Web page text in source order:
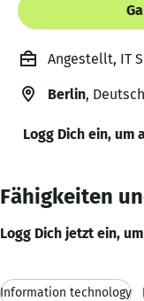
Angestellt, IT
Berlin,
Logg Dich ein, um
Fähigkeiten
Logg Dich jetzt ein,
Information technology